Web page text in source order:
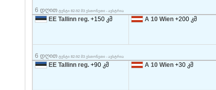
6 დღით ტენტი 82-92 მ3 ესთონეთი - ავსტრია
EE Tallinn reg. +150 კმ A 10 Wien +200 კმ
6 დღით ტენტი 82-92 მ3 ესთონეთი - ავსტრია
EE Tallinn reg. +90 კმ A 10 Wien +30 კმ